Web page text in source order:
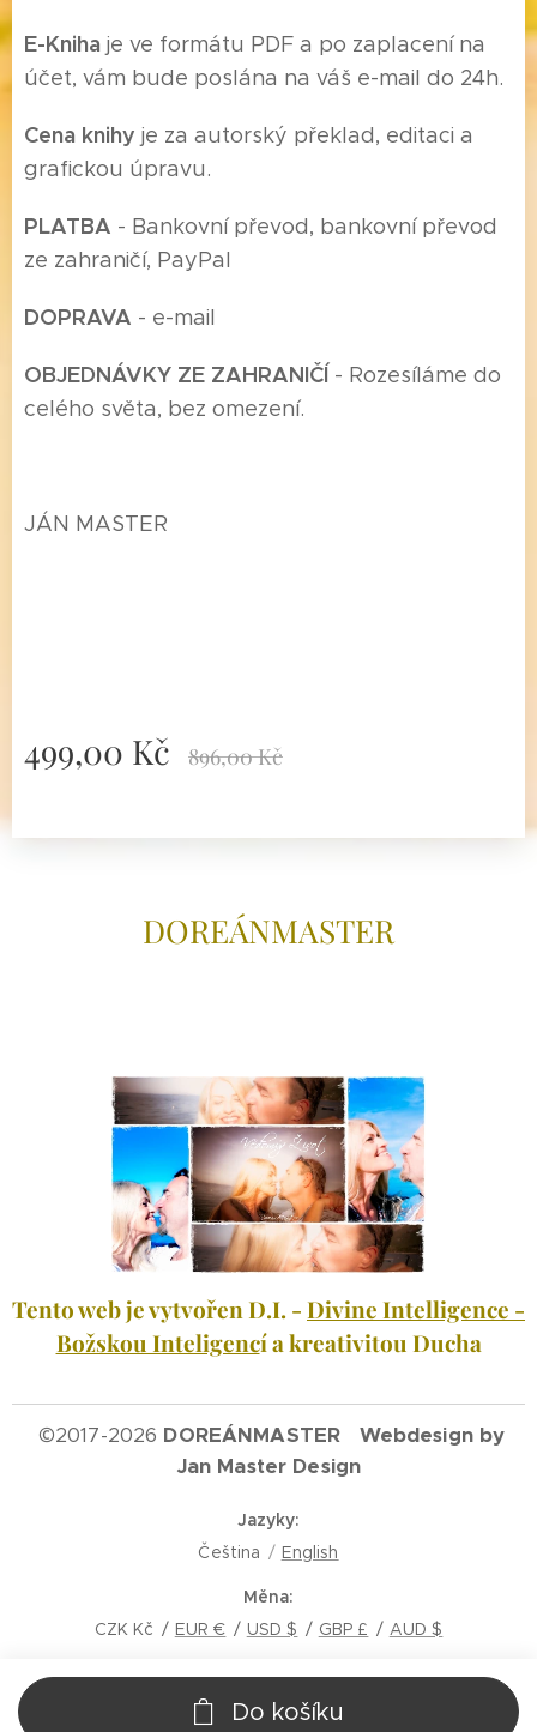
E-Kniha je ve formátu PDF a po zaplacení na
účet, vám bude poslána na váš e-mail do 24h.
Cena knihy je za autorský překlad, editaci a
grafickou úpravu.
PLATBA - Bankovní převod, bankovní převod
ze zahraničí, PayPal
DOPRAVA - e-mail
OBJEDNÁVKY ZE ZAHRANIČÍ - Rozesíláme do
celého světa, bez omezení.
JÁN MASTER
499,00 Kč 896,00Kč
Do košíku
DOREÁNMASTER
Tento web je vytvořen D.I. -Divine Intelligence -
Božskou Inteligencí a kreativitou Ducha
©2017-2026 DOREÁNMASTER Webdesign by
Jan Master Design
Jazyky
Čeština
English
Měna
CZK Kč
EUR € USD $ GBP £ AUD $